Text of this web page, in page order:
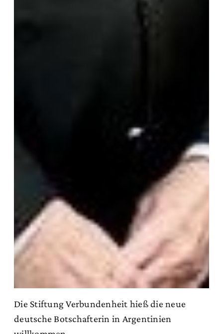
Die Stiftung Verbundenheit hieß die neue
deutsche Botschafterin in Argentinien